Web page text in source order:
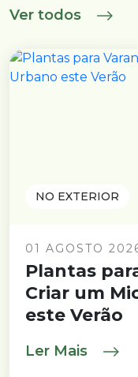
Ver todos
NO EXTERIOR
01 AGOSTO
Plantas
Criar um
este Verão
Ler Mais